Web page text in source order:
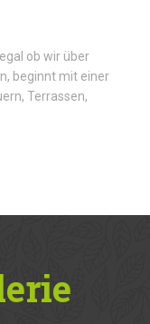
ob wir über
beginnt mit einer
Terrassen,